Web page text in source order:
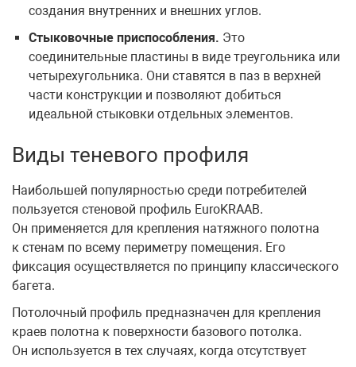
создания внутренних и внешних углов.
Стыковочные приспособления. Это
соединительные пластины в виде треугольника или
четырехугольника. Они ставятся в паз в верхней
части конструкции и позволяют добиться
идеальной стыковки отдельных элементов.
Виды теневого профиля
Наибольшей популярностью среди потребителей
пользуется стеновой профиль EuroKRAAB.
Он применяется для крепления натяжного полотна
к стенам по всему периметру помещения. Его
фиксация осуществляется по принципу классического
багета.
Потолочный профиль предназначен для крепления
краев полотна к поверхности базового потолка.
Он используется в тех случаях, когда отсутствует